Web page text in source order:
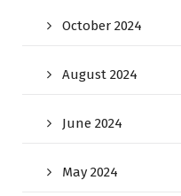
October 2024
August 2024
June 2024
May 2024